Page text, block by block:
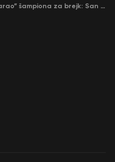
Strašni Vembanjama “izudarao” šampiona za brejk: San Antonio poveo protiv Oklahome